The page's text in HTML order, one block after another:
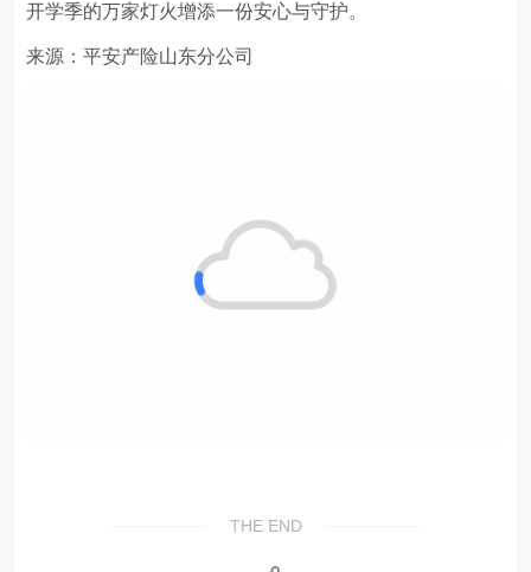
开学季的万家灯火增添一份安心与守护。
来源：平安产险山东分公司
THE END